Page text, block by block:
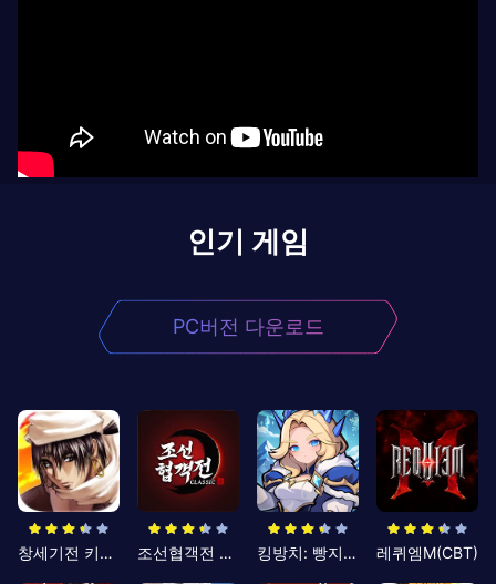
인기 게임
PC버전 다운로드
창세기전 키우기 조선협객전 클래식 킹방치: 빵지의 제왕 레퀴엠M(CBT)